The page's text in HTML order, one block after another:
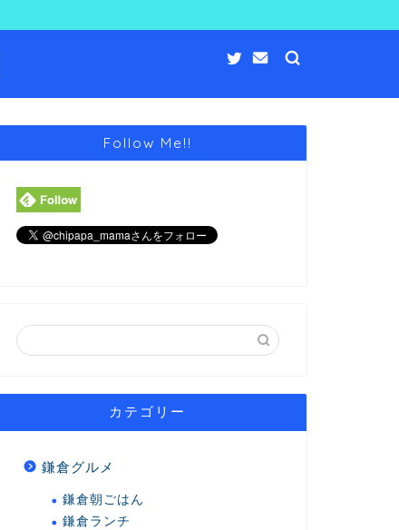
Follow Me!!
カテゴリー
鎌倉グルメ
鎌倉朝ごはん
鎌倉ランチ